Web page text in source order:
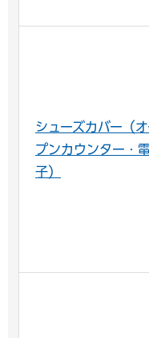
シューズカバー（
プンカウンター・
子）